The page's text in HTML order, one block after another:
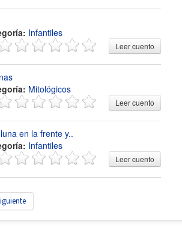
Infantiles
Leer cuento
Mitológicos
Leer cuento
en la frente y..
Infantiles
Leer cuento